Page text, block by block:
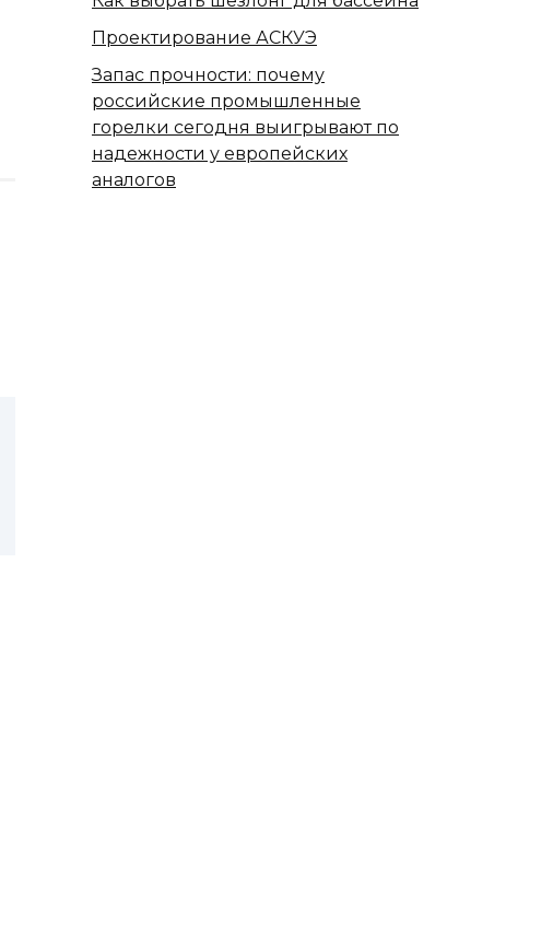
Проектирование АСКУЭ
Запас прочности: почему
российские промышленные
горелки сегодня выигрывают по
надежности у европейских
аналогов